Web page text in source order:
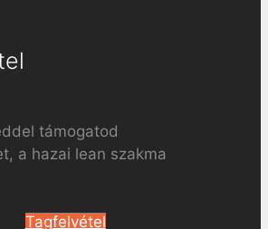
támogatod
a hazai lean szakma
Tagfelvétel